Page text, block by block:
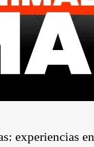
experiencias en